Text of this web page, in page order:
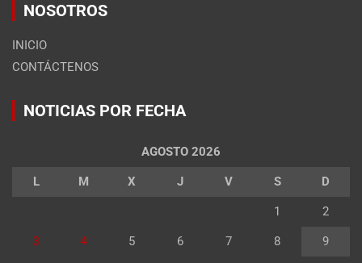
NOSOTROS
INICIO
CONTÁCTENOS
NOTICIAS POR FECHA
AGOSTO 2026
L M X J V S D
1 2
3 4 5 6 7 8 9